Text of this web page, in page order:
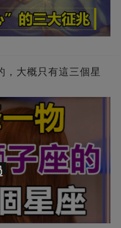
，大概只有這三個星